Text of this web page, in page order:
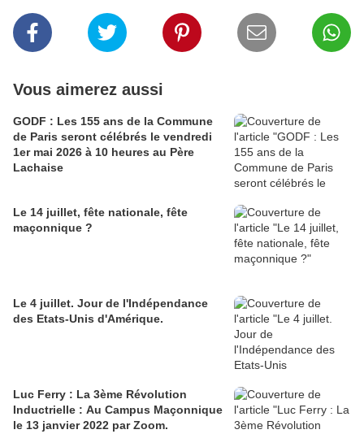
Vous aimerez aussi
GODF : Les 155 ans de la Commune
de Paris seront célébrés le vendredi
1er mai 2026 à 10 heures au Père
Lachaise
Le 14 juillet, fête nationale, fête
maçonnique ?
Le 4 juillet. Jour de l'Indépendance
des Etats-Unis d'Amérique.
Luc Ferry : La 3ème Révolution
Inductrielle : Au Campus Maçonnique
le 13 janvier 2022 par Zoom.